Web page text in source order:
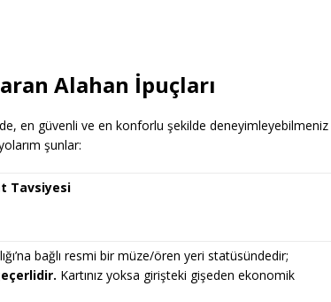
Alahan İpuçları
en güvenli ve en konforlu şekilde deneyimleyebilmeniz
şunlar:
Tavsiyesi
bağlı resmi bir müze/ören yeri statüsündedir;
Kartınız yoksa girişteki gişeden ekonomik